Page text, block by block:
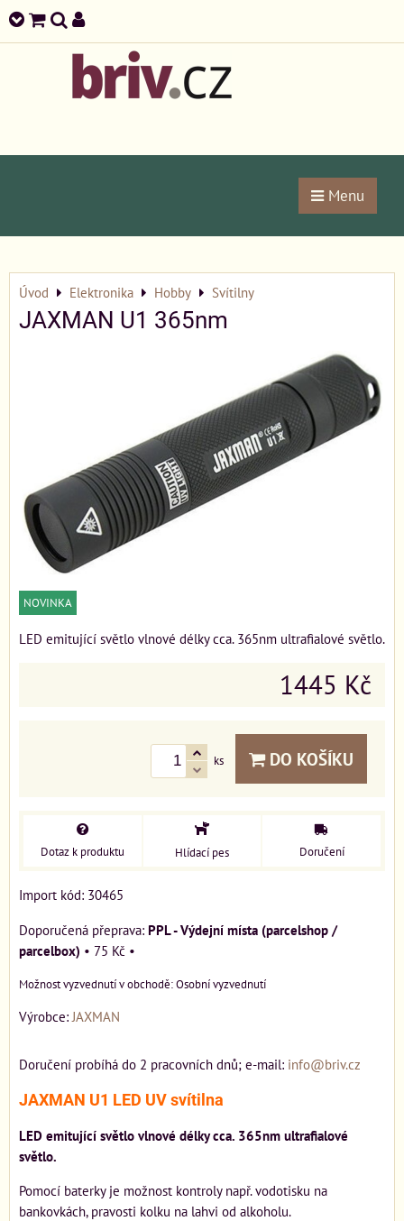
Menu
Úvod Elektronika Hobby Svítilny
JAXMAN U1 365nm
NOVINKA
LED emitující světlo vlnové délky cca. 365nm ultrafialové světlo.
1445 Kč
ks DO KOŠÍKU
Dotaz k produktu Hlídací pes Doručení
Import kód: 30465
PPL - Výdejní místa (parcelshop /
parcelbox) • 75 Kč •
Osobní vyzvednutí
Výrobce: JAXMAN
Doručení probíhá do 2 pracovních dnů; e-mail: info@briv.cz
JAXMAN U1 LED UV svítilna
LED emitující světlo vlnové délky cca. 365nm ultrafialové
světlo.
Pomocí baterky je možnost kontroly např. vodotisku na
bankovkách, pravosti kolku na lahvi od alkoholu.